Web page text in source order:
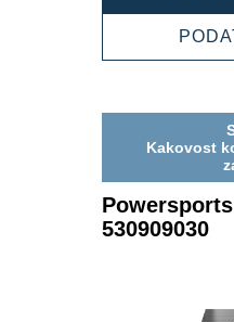
Kakovost
530909030